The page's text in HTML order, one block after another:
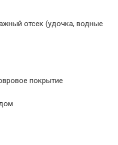
отсек (удочка, водные
покрытие